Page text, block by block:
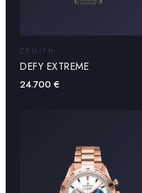
ZENITH
DEFY EXTREME
24.700 €